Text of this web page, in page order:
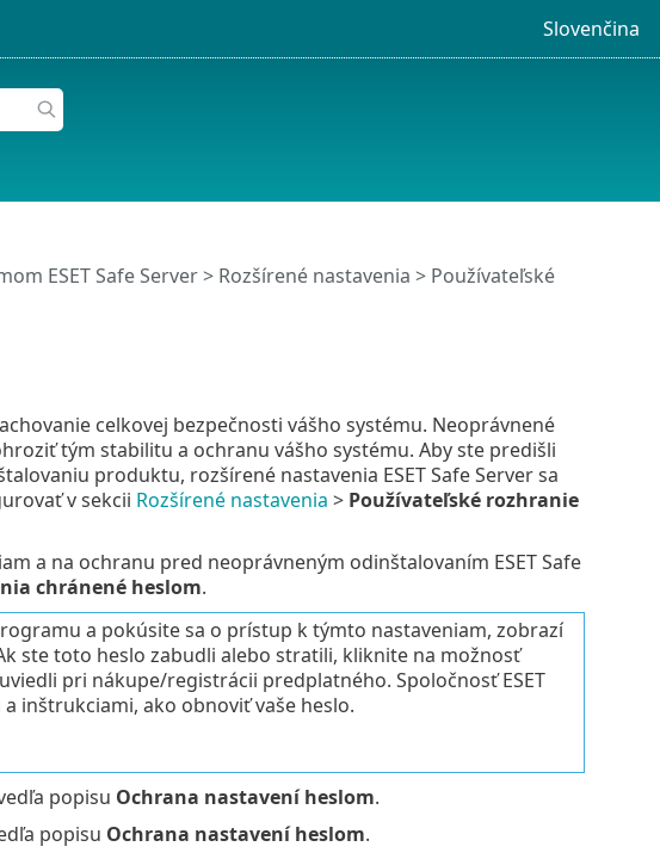
Slovenčina
ESET Safe Server> Rozšírené nastavenia > Používateľské
celkovej bezpečnosti vášho systému. Neoprávnené
tým stabilitu a ochranu vášho systému. Aby ste predišli
produktu, rozšírené nastavenia ESET Safe Server sa
v sekcii Rozšírené nastavenia > Používateľské rozhranie
a na ochranu pred neoprávneným odinštalovaním ESET Safe
chránené heslom.
a pokúsite sa o prístup k týmto nastaveniam, zobrazí
ste toto heslo zabudli alebo stratili, kliknite na možnosť
pri nákupe/registrácii predplatného. Spoločnosť ESET
inštrukciami, ako obnoviť vaše heslo.
popisu Ochrana nastavení heslom.
popisu Ochrana nastavení heslom.